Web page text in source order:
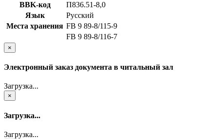
BBK-код
П836.51-8,0
Язык
Русский
Места хранения FB 9 89-8/115-9
FB 9 89-8/116-7
×
Электронный заказ документа в читальный зал
Загрузка...
×
Загрузка...
Загрузка...